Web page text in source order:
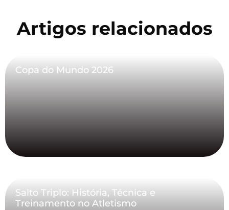
Artigos relacionados
Copa do Mundo 2026
Salto Triplo: História, Técnica e
Treinamento no Atletismo